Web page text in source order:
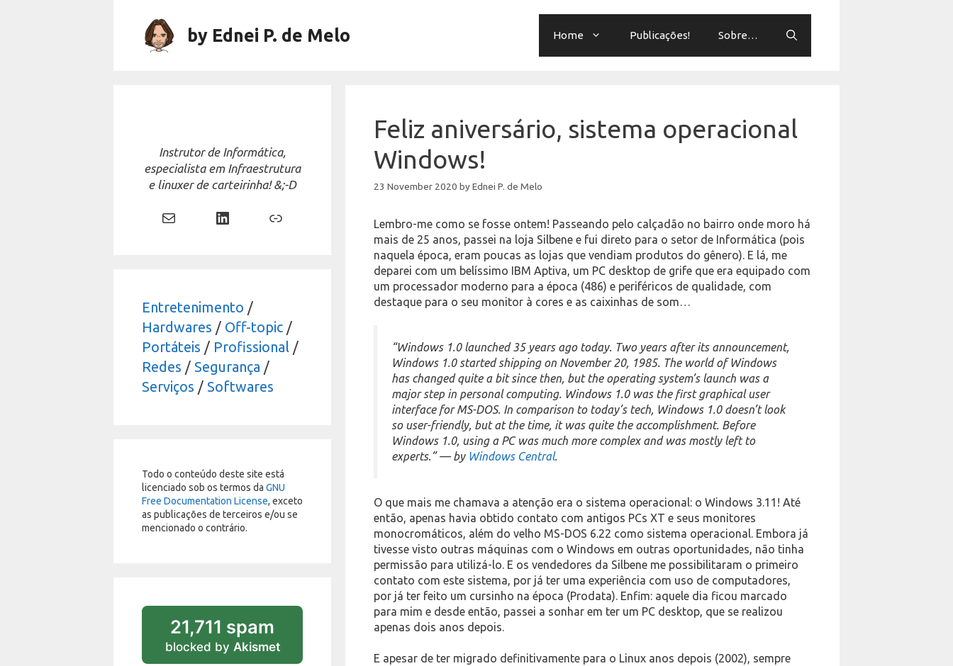
by Ednei P. de Melo Home Publicações! Sobre…
Feliz aniversário, sistema operacional
Windows!
23 November 2020 byEdnei P. de Melo
Lembro-me como se fosse ontem! Passeando pelo calçadão no bairro onde moro há
mais de 25 anos, passei na loja Silbene e fui direto para o setor de Informática (pois
naquela época, eram poucas as lojas que vendiam produtos do gênero). E lá, me
deparei com um belíssimo IBM Aptiva, um PC desktop de grife que era equipado com
um processador moderno para a época (486) e periféricos de qualidade, com
destaque para o seu monitor à cores e as caixinhas de som…
“Windows 1.0 launched 35 years ago today. Two years after its announcement,
Windows 1.0 started shipping on November 20, 1985. The world of Windows
has changed quite a bit since then, but the operating system’s launch was a
major step in personal computing. Windows 1.0 was the first graphical user
interface for MS-DOS. In comparison to today’s tech, Windows 1.0 doesn’t look
so user-friendly, but at the time, it was quite the accomplishment. Before
Windows 1.0, using a PC was much more complex and was mostly left to
experts.” — by Windows Central.
O que mais me chamava a atenção era o sistema operacional: o Windows 3.11! Até
então, apenas havia obtido contato com antigos PCs XT e seus monitores
monocromáticos, além do velho MS-DOS 6.22 como sistema operacional. Embora já
tivesse visto outras máquinas com o Windows em outras oportunidades, não tinha
permissão para utilizá-lo. E os vendedores da Silbene me possibilitaram o primeiro
contato com este sistema, por já ter uma experiência com uso de computadores,
por já ter feito um cursinho na época (Prodata). Enfim: aquele dia ficou marcado
para mim e desde então, passei a sonhar em ter um PC desktop, que se realizou
apenas dois anos depois.
E apesar de ter migrado definitivamente para o Linux anos depois (2002), sempre
Instrutor de Informática,
especialista em Infraestrutura
e linuxer de carteirinha! &;-D
Mail LinkedIn Link
Entretenimento /
Hardwares / Off-topic /
Portáteis / Profissional /
Redes / Segurança /
Serviços / Softwares
Todo o conteúdo deste site está
licenciado sob os termos da GNU
Free Documentation License, exceto
as publicações de terceiros e/ou se
mencionado o contrário.
21,711 spam
blocked by Akismet